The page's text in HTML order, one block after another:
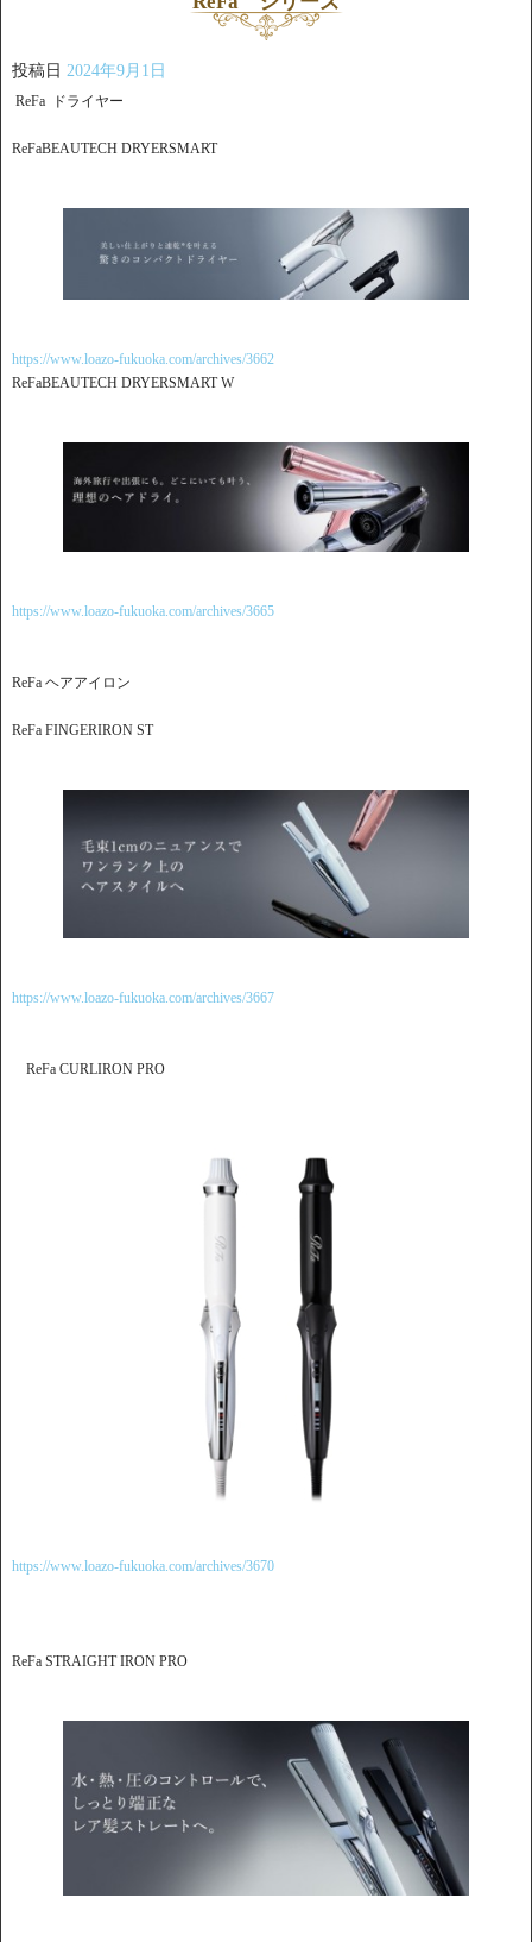
投稿日 2024年9月1日
ReFa ドライヤー
ReFaBEAUTECH DRYERSMART
https://www.loazo-fukuoka.com/archives/3662
ReFaBEAUTECH DRYERSMART W
https://www.loazo-fukuoka.com/archives/3665
ReFa ヘアアイロン
ReFa FINGERIRON ST
https://www.loazo-fukuoka.com/archives/3667
ReFa CURLIRON PRO
https://www.loazo-fukuoka.com/archives/3670
ReFa STRAIGHT IRON PRO